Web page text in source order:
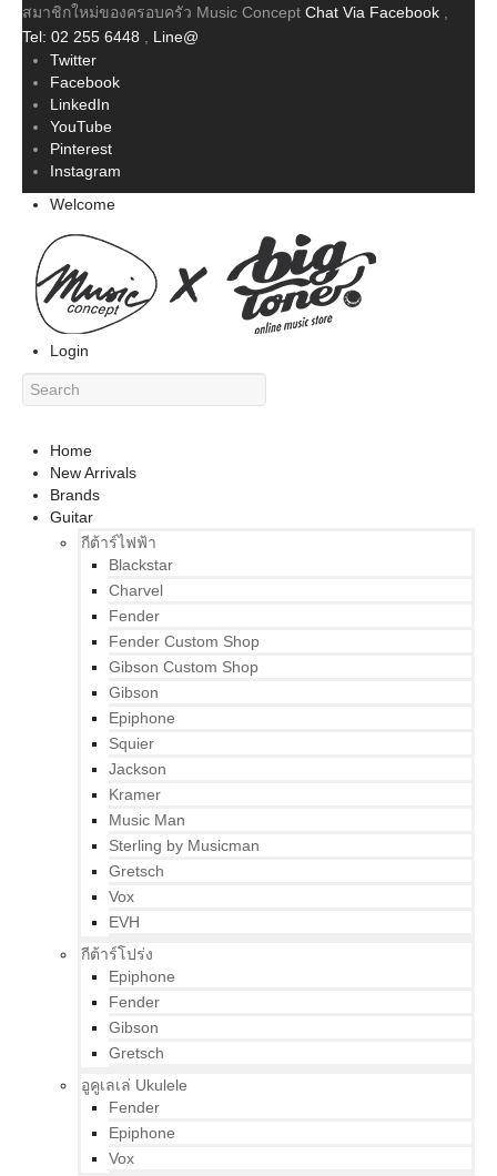
สมาชิกใหม่ของครอบครัว Music Concept Chat Via Facebook
Tel: 02 255 6448
Line@
Twitter
Facebook
LinkedIn
YouTube
Pinterest
Instagram
Welcome
Login
Home
New Arrivals
Brands
Guitar
กีต้าร์ไฟฟ้า
Blackstar
Charvel
Fender
Fender Custom Shop
Gibson Custom Shop
Gibson
Epiphone
Squier
Jackson
Kramer
Music Man
Sterling by Musicman
Gretsch
Vox
EVH
กีต้าร์โปร่ง
Epiphone
Fender
Gibson
Gretsch
อูคูเลเล่ Ukulele
Fender
Epiphone
Vox